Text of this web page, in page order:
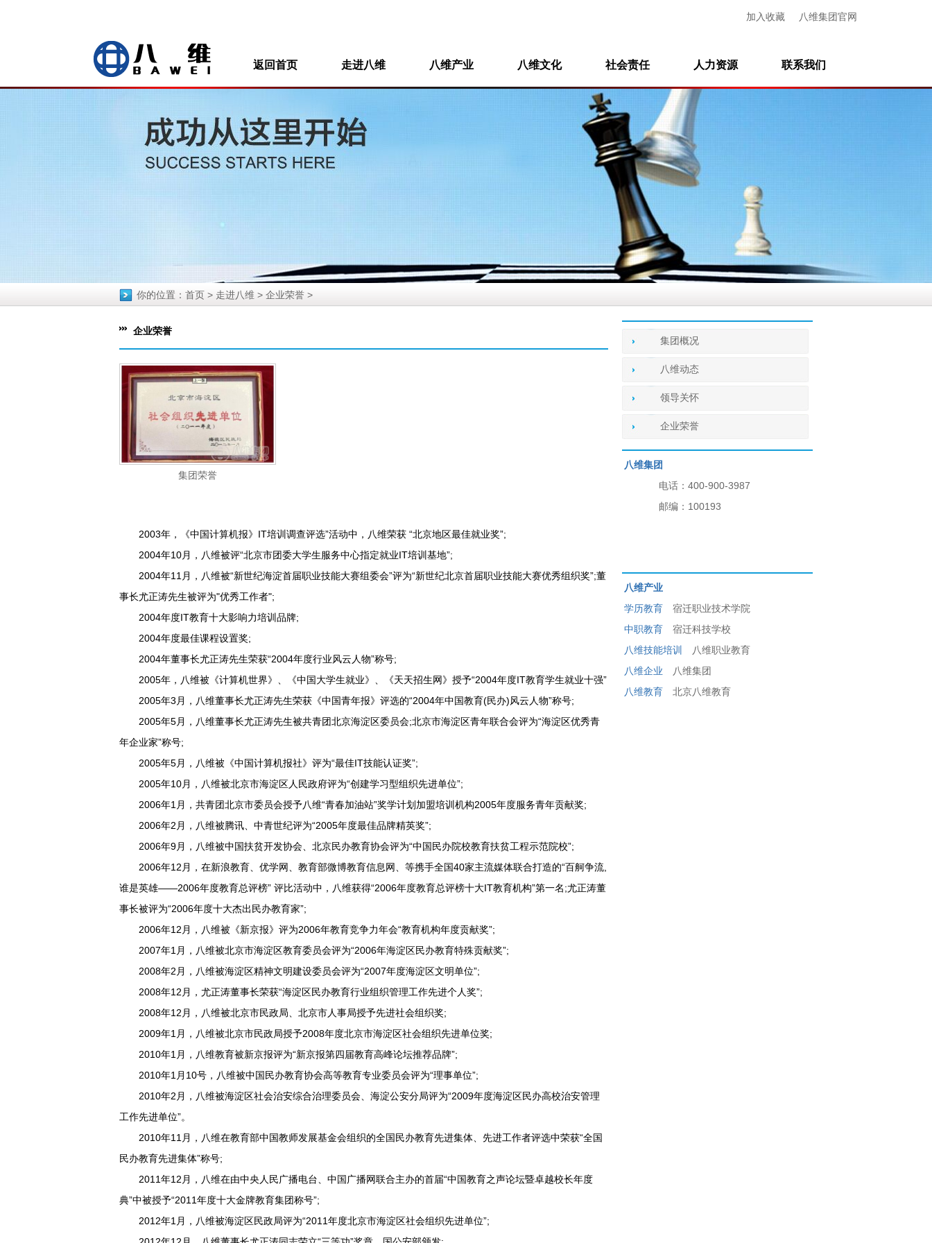
加入收藏 八维集团官网
返回首页 走进八维 八维产业 八维文化 社会责任 人力资源 联系我们
你的位置： 首页 > 走进八维 > 企业荣誉 >
企业荣誉
集团荣誉
2003年，《中国计算机报》IT培训调查评选”活动中，八维荣获 “北京地区最佳就业奖”;
2004年10月，八维被评“北京市团委大学生服务中心指定就业IT培训基地”;
2004年11月，八维被“新世纪海淀首届职业技能大赛组委会”评为“新世纪北京首届职业技能大赛优秀组织奖”;董
事长尤正涛先生被评为"优秀工作者";
2004年度IT教育十大影响力培训品牌;
2004年度最佳课程设置奖;
2004年董事长尤正涛先生荣获“2004年度行业风云人物”称号;
2005年，八维被《计算机世界》、《中国大学生就业》、《天天招生网》授予“2004年度IT教育学生就业十强”
2005年3月，八维董事长尤正涛先生荣获《中国青年报》评选的“2004年中国教育(民办)风云人物”称号;
2005年5月，八维董事长尤正涛先生被共青团北京海淀区委员会;北京市海淀区青年联合会评为“海淀区优秀青
年企业家”称号;
2005年5月，八维被《中国计算机报社》评为“最佳IT技能认证奖”;
2005年10月，八维被北京市海淀区人民政府评为“创建学习型组织先进单位”;
2006年1月，共青团北京市委员会授予八维“青春加油站”奖学计划加盟培训机构2005年度服务青年贡献奖;
2006年2月，八维被腾讯、中青世纪评为“2005年度最佳品牌精英奖”;
2006年9月，八维被中国扶贫开发协会、北京民办教育协会评为“中国民办院校教育扶贫工程示范院校”;
2006年12月，在新浪教育、优学网、教育部微博教育信息网、等携手全国40家主流媒体联合打造的“百舸争流,
谁是英雄——2006年度教育总评榜” 评比活动中，八维获得“2006年度教育总评榜十大IT教育机构”第一名;尤正涛董
事长被评为“2006年度十大杰出民办教育家”;
2006年12月，八维被《新京报》评为2006年教育竞争力年会“教育机构年度贡献奖”;
2007年1月，八维被北京市海淀区教育委员会评为“2006年海淀区民办教育特殊贡献奖”;
2008年2月，八维被海淀区精神文明建设委员会评为“2007年度海淀区文明单位”;
2008年12月，尤正涛董事长荣获“海淀区民办教育行业组织管理工作先进个人奖”;
2008年12月，八维被北京市民政局、北京市人事局授予先进社会组织奖;
2009年1月，八维被北京市民政局授予2008年度北京市海淀区社会组织先进单位奖;
2010年1月，八维教育被新京报评为“新京报第四届教育高峰论坛推荐品牌”;
2010年1月10号，八维被中国民办教育协会高等教育专业委员会评为“理事单位”;
2010年2月，八维被海淀区社会治安综合治理委员会、海淀公安分局评为“2009年度海淀区民办高校治安管理
工作先进单位”。
2010年11月，八维在教育部中国教师发展基金会组织的全国民办教育先进集体、先进工作者评选中荣获“全国
民办教育先进集体”称号;
2011年12月，八维在由中央人民广播电台、中国广播网联合主办的首届“中国教育之声论坛暨卓越校长年度
典”中被授予“2011年度十大金牌教育集团称号”;
2012年1月，八维被海淀区民政局评为“2011年度北京市海淀区社会组织先进单位”;
集团概况
八维动态
领导关怀
企业荣誉
八维集团
电话：400-900-3987
邮编：100193
八维产业
学历教育
宿迁职业技术学院
中职教育
宿迁科技学校
八维技能培训
八维职业教育
八维企业
八维集团
八维教育
北京八维教育